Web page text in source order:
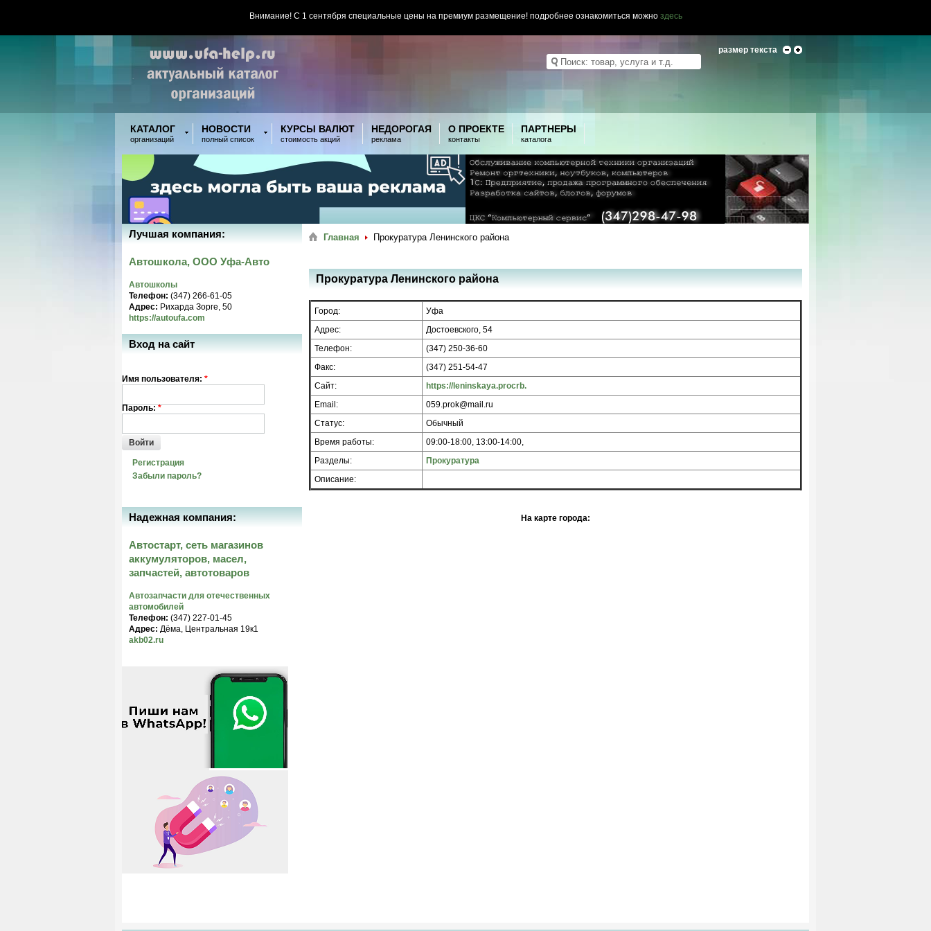
Внимание! С 1 сентября специальные цены на премиум размещение! подробнее ознакомиться можно здесь
размер текста
КАТАЛОГ
организаций
НОВОСТИ
полный список
КУРСЫ ВАЛЮТ
стоимость акций
НЕДОРОГАЯ
реклама
О ПРОЕКТЕ
контакты
ПАРТНЕРЫ
каталога
Главная Прокуратура Ленинского района
Прокуратура Ленинского района
Город:
Уфа
Адрес:
Достоевского, 54
Телефон:
(347) 250-36-60
Факс:
(347) 251-54-47
Сайт:
https://leninskaya.procrb.
Email:
059.prok@mail.ru
Статус:
Обычный
Время работы:
09:00-18:00, 13:00-14:00,
Разделы:
Прокуратура
Описание:
На карте города:
Лучшая компания:
Автошкола, ООО Уфа-Авто
Автошколы
Телефон: (347) 266-61-05
Адрес: Рихарда Зорге, 50
https://autoufa.com
Вход на сайт
Имя пользователя: *
Пароль: *
Войти
Регистрация
Забыли пароль?
Надежная компания:
Автостарт, сеть магазинов
аккумуляторов, масел,
запчастей, автотоваров
Автозапчасти для отечественных
автомобилей
Телефон: (347) 227-01-45
Адрес: Дёма, Центральная 19к1
akb02.ru